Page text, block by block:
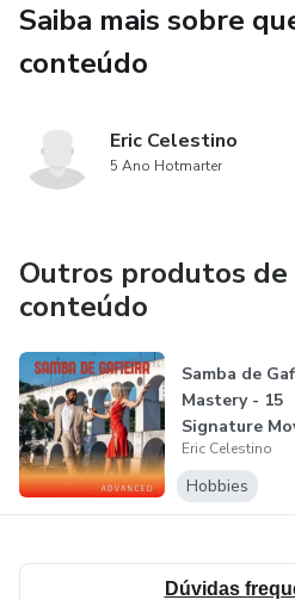
Saiba mais sobre
conteúdo
Eric Celestino
5 Ano Hotmarter
Outros produtos de
conteúdo
Samba de
Mastery - 15
Signature
for Advance...
Eric Celestino
Hobbies
Dúvidas